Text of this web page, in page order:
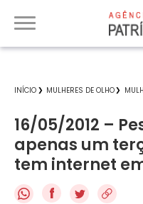
INÍCIO MULHERES DE OLHO
16/05/2012 –
apenas um
tem internet
f